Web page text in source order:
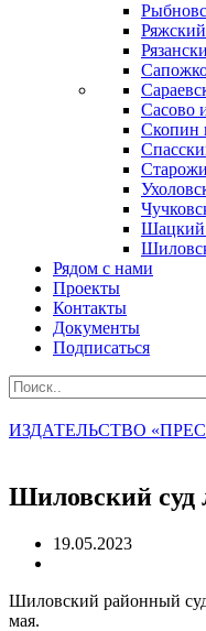
Сасово
Скопин
Шацкий
Рядом с нами
Проекты
Контакты
Документы
Подписаться
ИЗДАТЕЛЬСТВО
Шиловский суд
19.05.2023
Шиловский районный суд
мая.